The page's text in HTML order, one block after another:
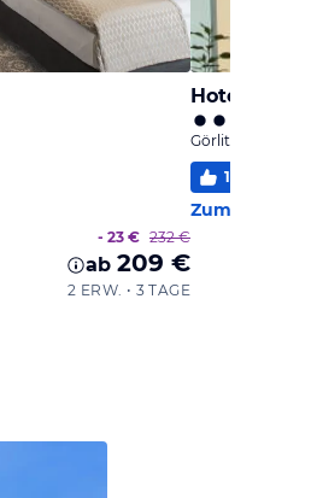
- 23 € 232 €
ab 209 €
2 ERW. • 3 TAGE
Hotel und
Görlitz, Sachsen
100
Zum Hotel